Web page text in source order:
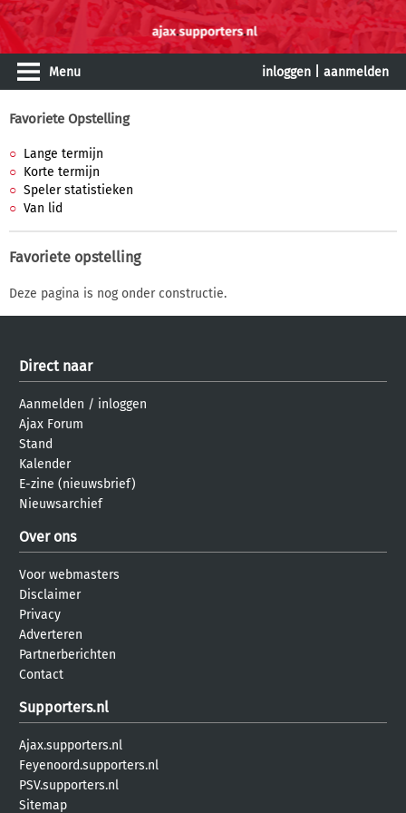
Menu inloggen aanmelden
Favoriete Opstelling
Lange termijn
Korte termijn
Speler statistieken
Van lid
Favoriete opstelling
Deze pagina is nog onder constructie.
Direct naar
Aanmelden / inloggen
Ajax Forum
Stand
Kalender
E-zine (nieuwsbrief)
Nieuwsarchief
Over ons
Voor webmasters
Disclaimer
Privacy
Adverteren
Partnerberichten
Contact
Supporters.nl
Ajax.supporters.nl
Feyenoord.supporters.nl
PSV.supporters.nl
Sitemap